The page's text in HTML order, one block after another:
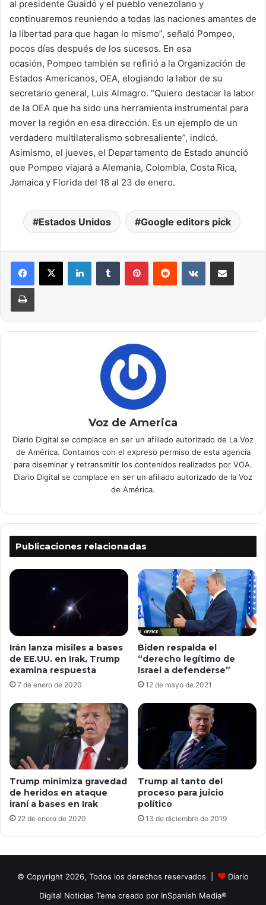
al presidente Guaidó y el pueblo venezolano y
continuaremos reuniendo a todas las naciones amantes de
la libertad para que hagan lo mismo”, señaló Pompeo,
pocos días después de los sucesos. En esa
ocasión, Pompeo también se refirió a la Organización de
Estados Americanos, OEA, elogiando la labor de su
secretario general, Luis Almagro. “Quiero destacar la labor
de la OEA que ha sido una herramienta instrumental para
mover la región en esa dirección. Es un ejemplo de un
verdadero multilateralismo sobresaliente”, indicó.
Asimismo, el jueves, el Departamento de Estado anunció
que Pompeo viajará a Alemania, Colombia, Costa Rica,
Jamaica y Florida del 18 al 23 de enero.
Estados Unidos Google editors pick
Voz de America
Diario Digital se complace en ser un afiliado autorizado de La Voz
de América. Contamos con el expreso permiso de esta agencia
para diseminar y retransmitir los contenidos realizados por VOA.
Diario Digital se complace en ser un afiliado autorizado de la Voz
de América.
Publicaciones relacionadas
Irán lanza misiles a bases
de EE.UU. en Irak, Trump
examina respuesta
7 de enero de 2020
Biden respalda el
“derecho legítimo de
Israel a defenderse”
12 de mayo de 2021
Trump minimiza gravedad
de heridos en ataque
iraní a bases en Irak
22 de enero de 2020
Trump al tanto del
proceso para juicio
político
13 de diciembre de 2019
© Copyright 2026, Todos los derechos reservados |
Diario
Digital Noticias Tema creado por InSpanish Media®